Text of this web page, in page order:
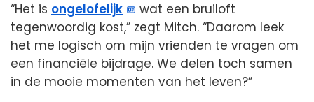
“Het is ongelofelijk
wat een bruiloft
tegenwoordig kost,” zegt Mitch. “Daarom leek
het me logisch om mijn vrienden te vragen om
een financiële bijdrage. We delen toch samen
in de mooie momenten van het leven?”